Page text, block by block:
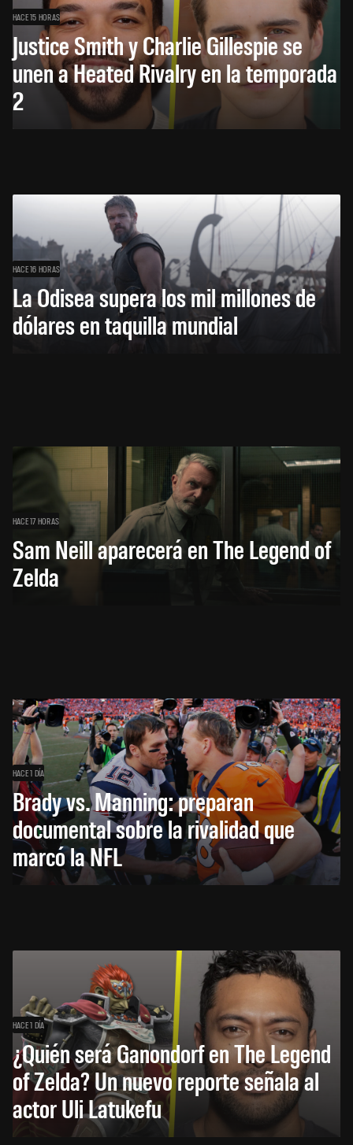
HACE 15 HORAS
Justice Smith y Charlie Gillespie se
unen a Heated Rivalry en la temporada
2
HACE 16 HORAS
La Odisea supera los mil millones de
dólares en taquilla mundial
HACE 17 HORAS
Sam Neill aparecerá en The Legend of
Zelda
HACE 1 DÍA
Brady vs. Manning: preparan
documental sobre la rivalidad que
marcó la NFL
HACE 1 DÍA
¿Quién será Ganondorf en The Legend
of Zelda? Un nuevo reporte señala al
actor Uli Latukefu